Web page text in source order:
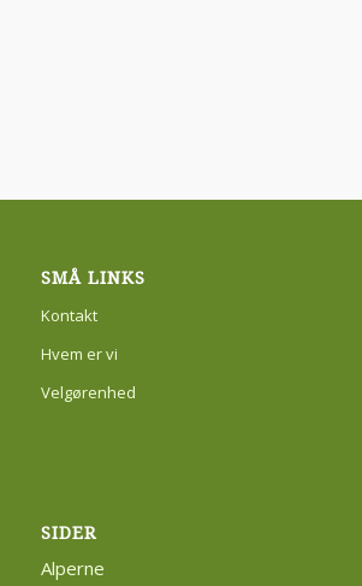
SMÅ LINKS
Kontakt
Hvem er vi
Velgørenhed
SIDER
Alperne